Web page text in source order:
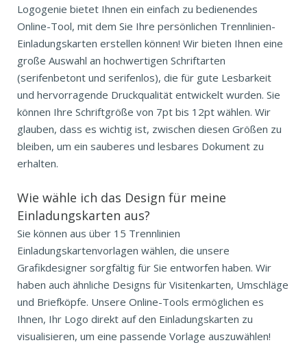
Logogenie bietet Ihnen ein einfach zu bedienendes
Online-Tool, mit dem Sie Ihre persönlichen Trennlinien-
Einladungskarten erstellen können! Wir bieten Ihnen eine
große Auswahl an hochwertigen Schriftarten
(serifenbetont und serifenlos), die für gute Lesbarkeit
und hervorragende Druckqualität entwickelt wurden. Sie
können Ihre Schriftgröße von 7pt bis 12pt wählen. Wir
glauben, dass es wichtig ist, zwischen diesen Größen zu
bleiben, um ein sauberes und lesbares Dokument zu
erhalten.
Wie wähle ich das Design für meine
Einladungskarten aus?
Sie können aus über 15 Trennlinien
Einladungskartenvorlagen wählen, die unsere
Grafikdesigner sorgfältig für Sie entworfen haben. Wir
haben auch ähnliche Designs für Visitenkarten, Umschläge
und Briefköpfe. Unsere Online-Tools ermöglichen es
Ihnen, Ihr Logo direkt auf den Einladungskarten zu
visualisieren, um eine passende Vorlage auszuwählen!